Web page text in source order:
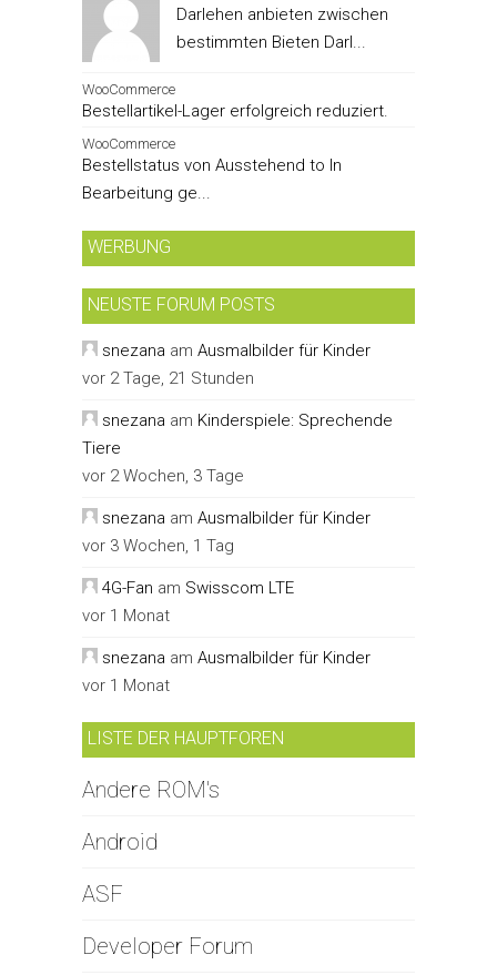
Darlehen anbieten zwischen
bestimmten Bieten Darl...
WooCommerce
Bestellartikel-Lager erfolgreich reduziert.
WooCommerce
Bestellstatus von Ausstehend to In
Bearbeitung ge...
WERBUNG
NEUSTE FORUM POSTS
snezana am Ausmalbilder für Kinder
vor 2 Tage, 21 Stunden
snezana am Kinderspiele: Sprechende
Tiere
vor 2 Wochen, 3 Tage
snezana am Ausmalbilder für Kinder
vor 3 Wochen, 1 Tag
4G-Fan am Swisscom LTE
vor 1 Monat
snezana am Ausmalbilder für Kinder
vor 1 Monat
LISTE DER HAUPTFOREN
Andere ROM's
Android
ASF
Developer Forum